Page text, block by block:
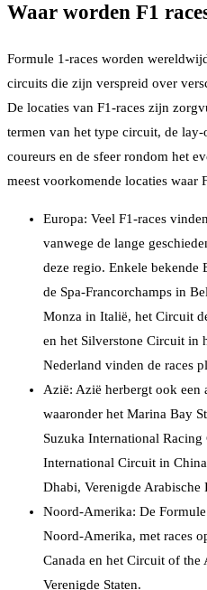
Waar worden F1
Formule 1-races worden
circuits die zijn verspreid over
De locaties van F1-races zijn
termen van het type circuit, de
coureurs en de sfeer rondom het
meest voorkomende locaties waar
Europa: Veel F1-races
vanwege de lange
deze regio. Enkele bekende
de Spa-Francorchamps in
Monza in Italië, het Circuit
en het Silverstone Circuit
Nederland vinden de races
Azië: Azië herbergt ook een
waaronder het Marina Bay
Suzuka International Racing
International Circuit in
Dhabi, Verenigde Arabische
Noord-Amerika: De
Noord-Amerika, met races
Canada en het Circuit of the
Verenigde Staten.